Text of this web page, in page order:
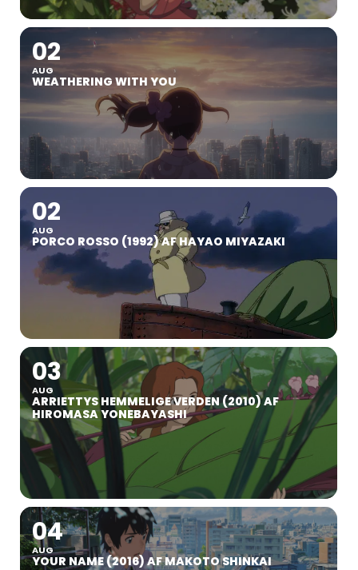
02
AUG
WEATHERING WITH YOU
02
AUG
PORCO ROSSO (1992) AF HAYAO MIYAZAKI
03
AUG
ARRIETTYS HEMMELIGE VERDEN (2010) AF
HIROMASA YONEBAYASHI
04
AUG
YOUR NAME (2016) AF MAKOTO SHINKAI